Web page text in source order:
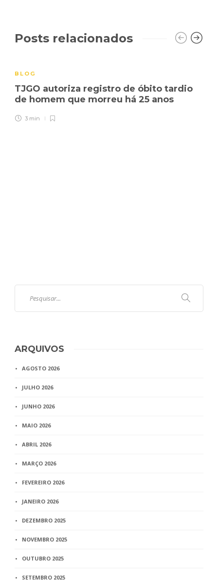
Posts relacionados
BLOG
TJGO autoriza registro de óbito tardio
de homem que morreu há 25 anos
3 min
ARQUIVOS
AGOSTO 2026
JULHO 2026
JUNHO 2026
MAIO 2026
ABRIL 2026
MARÇO 2026
FEVEREIRO 2026
JANEIRO 2026
DEZEMBRO 2025
NOVEMBRO 2025
OUTUBRO 2025
SETEMBRO 2025